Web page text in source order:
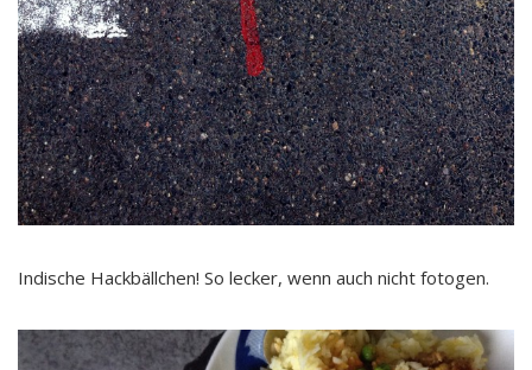
Indische Hackbällchen! So lecker, wenn auch nicht fotogen.